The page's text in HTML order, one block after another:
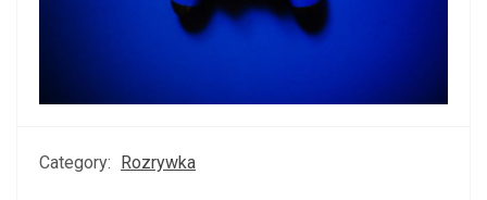
Category: Rozrywka